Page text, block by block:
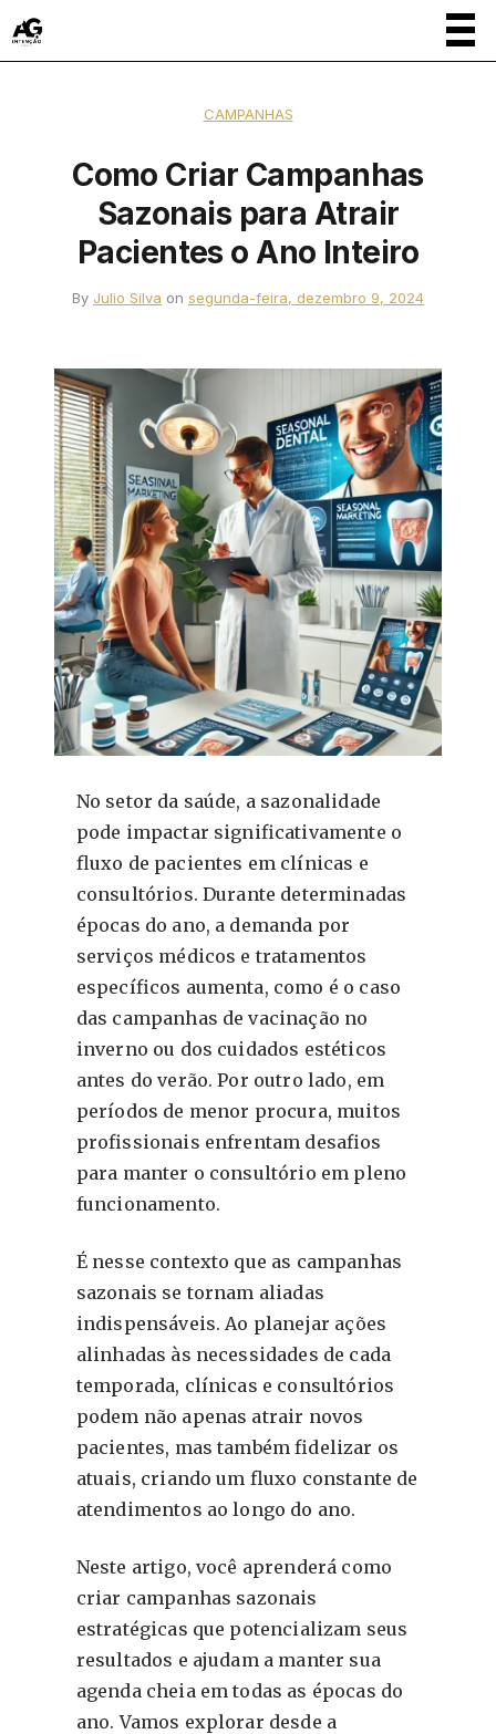
CAMPANHAS
Como Criar Campanhas
Sazonais para Atrair
Pacientes o Ano Inteiro
By Julio Silva on segunda-feira, dezembro 9, 2024
No setor da saúde, a sazonalidade
pode impactar significativamente o
fluxo de pacientes em clínicas e
consultórios. Durante determinadas
épocas do ano, a demanda por
serviços médicos e tratamentos
específicos aumenta, como é o caso
das campanhas de vacinação no
inverno ou dos cuidados estéticos
antes do verão. Por outro lado, em
períodos de menor procura, muitos
profissionais enfrentam desafios
para manter o consultório em pleno
funcionamento.
É nesse contexto que as campanhas
sazonais se tornam aliadas
indispensáveis. Ao planejar ações
alinhadas às necessidades de cada
temporada, clínicas e consultórios
podem não apenas atrair novos
pacientes, mas também fidelizar os
atuais, criando um fluxo constante de
atendimentos ao longo do ano.
Neste artigo, você aprenderá como
criar campanhas sazonais
estratégicas que potencializam seus
resultados e ajudam a manter sua
agenda cheia em todas as épocas do
ano. Vamos explorar desde a